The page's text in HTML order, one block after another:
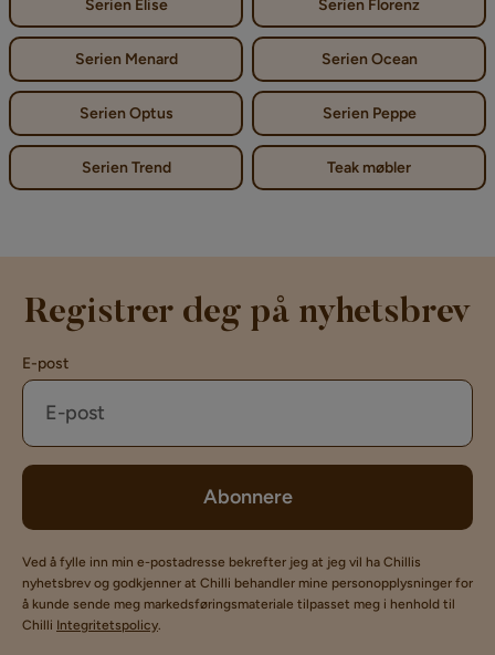
Serien Elise Serien Florenz
Serien Menard Serien Ocean
Serien Optus Serien Peppe
Serien Trend Teak møbler
Registrer deg på nyhetsbrev
E-post
Abonnere
Ved å fylle inn min e-postadresse bekrefter jeg at jeg vil ha Chillis
nyhetsbrev og godkjenner at Chilli behandler mine personopplysninger for
å kunde sende meg markedsføringsmateriale tilpasset meg i henhold til
Chilli Integritetspolicy.